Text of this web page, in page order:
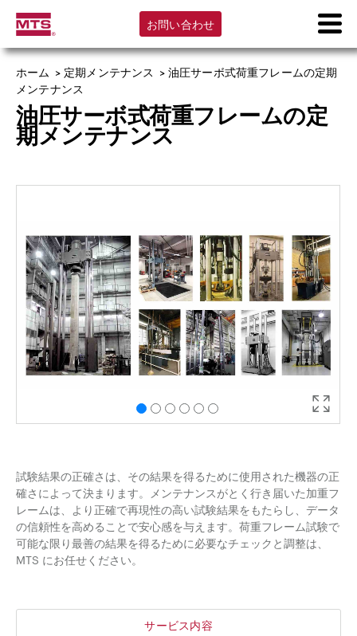
お問い合わせ
ホーム > 定期メンテナンス > 油圧サーボ式荷重フレームの定期
メンテナンス
油圧サーボ式荷重フレームの定
期メンテナンス
試験結果の正確さは、その結果を得るために使用された機器の正
確さによって決まります。メンテナンスがとく行き届いた加重フ
レームは、より正確で再現性の高い試験結果をもたらし、データ
の信頼性を高めることで安心感を与えます。荷重フレーム試験で
可能な限り最善の結果を得るために必要なチェックと調整は、
MTS にお任せください。
サービス内容